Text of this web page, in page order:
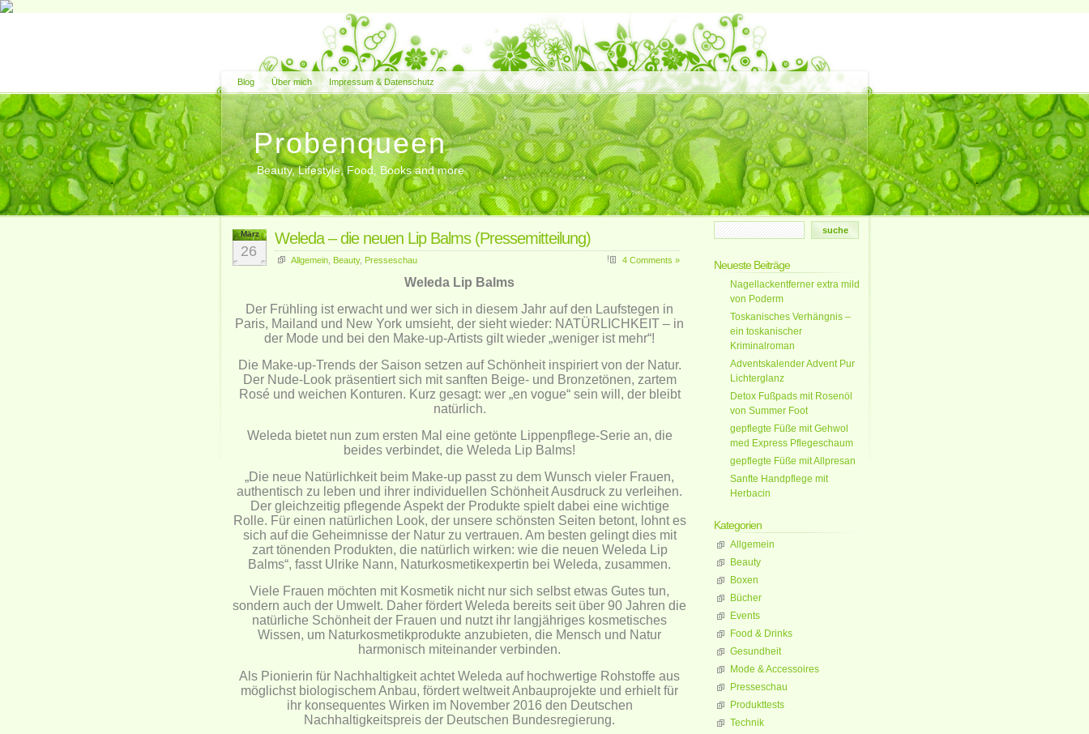
Blog Über mich Impressum & Datenschutz
Probenqueen
Beauty, Lifestyle, Food, Books and more
März
26
Weleda – die neuen Lip Balms (Pressemitteilung)
Allgemein Beauty, Presseschau 4 Comments »
Weleda Lip Balms
Der Frühling ist erwacht und wer sich in diesem Jahr auf den Laufstegen in
Paris, Mailand und New York umsieht, der sieht wieder: NATÜRLICHKEIT – in
der Mode und bei den Make-up-Artists gilt wieder „weniger ist mehr“!
Die Make-up-Trends der Saison setzen auf Schönheit inspiriert von der Natur.
Der Nude-Look präsentiert sich mit sanften Beige- und Bronzetönen, zartem
Rosé und weichen Konturen. Kurz gesagt: wer „en vogue“ sein will, der bleibt
natürlich.
Weleda bietet nun zum ersten Mal eine getönte Lippenpflege-Serie an, die
beides verbindet, die Weleda Lip Balms!
„Die neue Natürlichkeit beim Make-up passt zu dem Wunsch vieler Frauen,
authentisch zu leben und ihrer individuellen Schönheit Ausdruck zu verleihen.
Der gleichzeitig pflegende Aspekt der Produkte spielt dabei eine wichtige
Rolle. Für einen natürlichen Look, der unsere schönsten Seiten betont, lohnt es
sich auf die Geheimnisse der Natur zu vertrauen. Am besten gelingt dies mit
zart tönenden Produkten, die natürlich wirken: wie die neuen Weleda Lip
Balms“, fasst Ulrike Nann, Naturkosmetikexpertin bei Weleda, zusammen.
Viele Frauen möchten mit Kosmetik nicht nur sich selbst etwas Gutes tun,
sondern auch der Umwelt. Daher fördert Weleda bereits seit über 90 Jahren die
natürliche Schönheit der Frauen und nutzt ihr langjähriges kosmetisches
Wissen, um Naturkosmetikprodukte anzubieten, die Mensch und Natur
harmonisch miteinander verbinden.
Als Pionierin für Nachhaltigkeit achtet Weleda auf hochwertige Rohstoffe aus
möglichst biologischem Anbau, fördert weltweit Anbauprojekte und erhielt für
ihr konsequentes Wirken im November 2016 den Deutschen
Nachhaltigkeitspreis der Deutschen Bundesregierung.
Neueste Beiträge
Nagellackentferner extra mild
von Poderm
Toskanisches Verhängnis –
ein toskanischer
Kriminalroman
Adventskalender Advent Pur
Lichterglanz
Detox Fußpads mit Rosenöl
von Summer Foot
gepflegte Füße mit Gehwol
med Express Pflegeschaum
gepflegte Füße mit Allpresan
Sanfte Handpflege mit
Herbacin
Kategorien
Allgemein
Beauty
Boxen
Bücher
Events
Food & Drinks
Gesundheit
Mode & Accessoires
Presseschau
Produkttests
Technik